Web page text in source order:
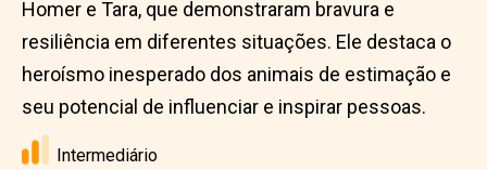
Homer e Tara, que demonstraram bravura e
resiliência em diferentes situações. Ele destaca o
heroísmo inesperado dos animais de estimação e
seu potencial de influenciar e inspirar pessoas.
Intermediário